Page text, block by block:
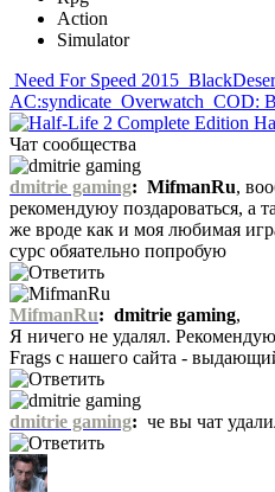
Action
Simulator
Need For Speed 2015
AC:syndicate Overwatch COD:
Чат сообщества
dmitrie gaming: MifmanRu,
рекомендуюу поздароваться, а
же вроде как и моя любимая
сурс обяательно попробую
MifmanRu: dmitrie gaming,
Я ничего не удалял.
Frags с нашего сайта -
dmitrie gaming: че вы чат